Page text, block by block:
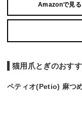
Amazonで見る
猫用爪とぎのおす
ペティオ(Petio) 麻つ